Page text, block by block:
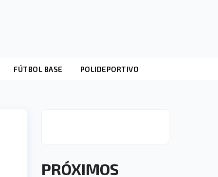
FÚTBOL BASE POLIDEPORTIVO
PRÓXIMOS